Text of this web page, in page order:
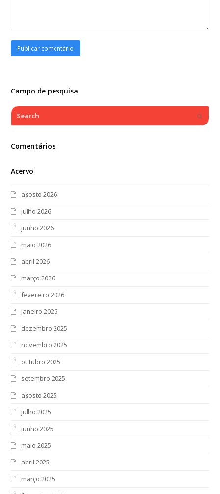
Campo de pesquisa
Search
Comentários
Acervo
agosto 2026
julho 2026
junho 2026
maio 2026
abril 2026
março 2026
fevereiro 2026
janeiro 2026
dezembro 2025
novembro 2025
outubro 2025
setembro 2025
agosto 2025
julho 2025
junho 2025
maio 2025
abril 2025
março 2025